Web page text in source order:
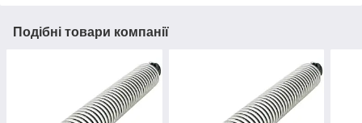
Подібні товари компанії